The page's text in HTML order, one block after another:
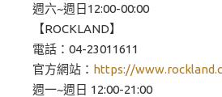
週六~週日12:00-00:00
【ROCKLAND】
電話：04-23011611
官方網站： https://
週一~週日 12:00-21:00